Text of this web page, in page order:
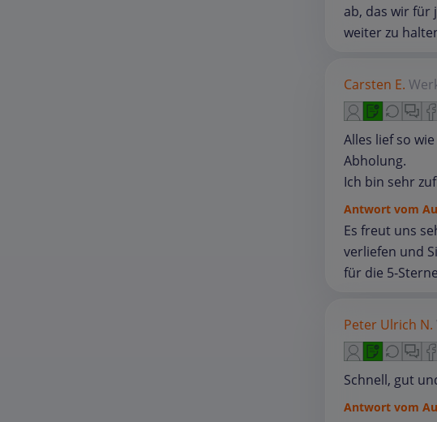
ab, das wir für
weiter zu
Carsten E.
Alles lief so
Abholung.
Ich bin sehr
Antwort vom
Es freut uns
verliefen und
für die
Peter Ulrich N.
Schnell, gut
Antwort vom